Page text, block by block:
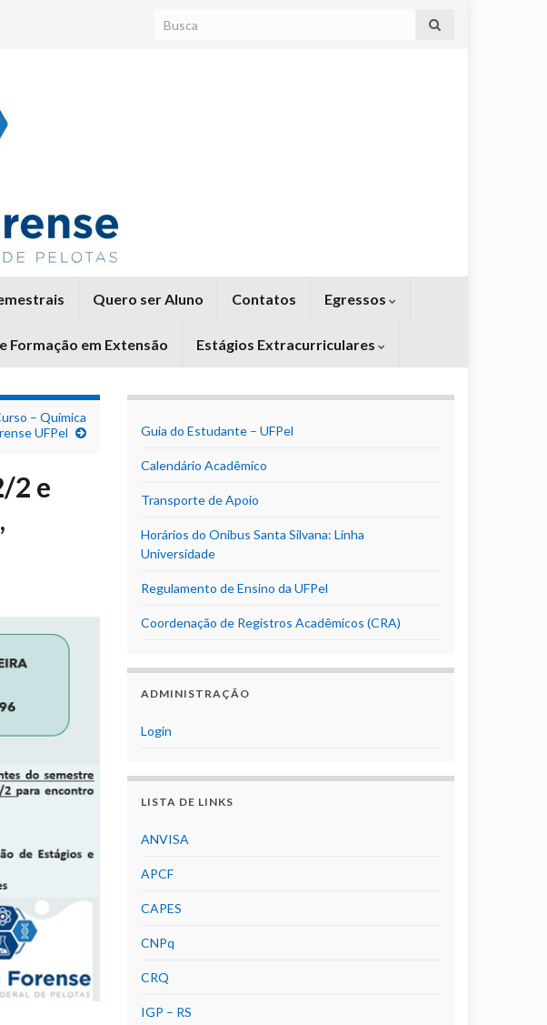
Search for:
Quero ser Aluno Contatos Egressos
Formação em Extensão Estágios Extracurriculares
– Química
UFPel
2 e
Guia do Estudante – UFPel
Calendário Acadêmico
Transporte de Apoio
Horários do Onibus Santa Silvana: Linha
Universidade
Regulamento de Ensino da UFPel
Coordenação de Registros Acadêmicos (CRA)
ADMINISTRAÇÃO
Login
LISTA DE LINKS
ANVISA
APCF
CAPES
CNPq
CRQ
IGP – RS